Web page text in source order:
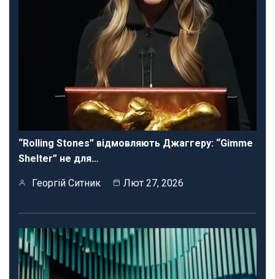
“Rolling Stones” відмовляють Джаггеру: “Gimme
Shelter” не для…
Георгій Ситник Лют 27, 2026